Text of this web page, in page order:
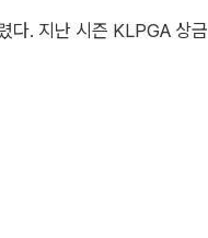
다. 지난 시즌 KLPGA 상금